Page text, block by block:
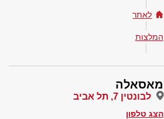
לאתר
המלצות
מאסאלה
לבונטין 7, תל אביב
הצג טלפון